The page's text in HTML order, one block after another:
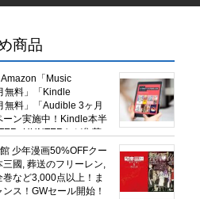
商品
「Music
無料」「Kindle
無料」「Audible 3ヶ月
ーン実施中！Kindle本半
など集英
女戦記など
ャプテン翼100円セー
少年漫画50%OFFクー
三國, 葬送のフリーレン,
など3,000点以上！ま
ス！GWセール開始！